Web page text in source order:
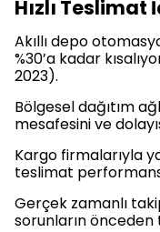
Hızlı
Akıllı depo
%30’a kadar
2023).
Bölgesel dağıtım
mesafesini ve
Kargo firmalarıyla
teslimat
Gerçek zamanlı
sorunların önceden